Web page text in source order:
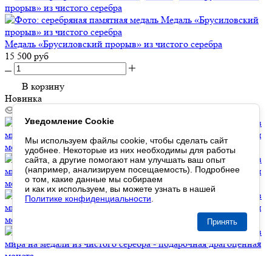
Медаль «Брусиловский прорыв» из чистого серебра
15 500 руб
В корзину
Новинка
Уведомление Cookie
Мы используем файлы cookie, чтобы сделать сайт
удобнее. Некоторые из них необходимы для работы
сайта, а другие помогают нам улучшать ваш опыт
(например, анализируем посещаемость). Подробнее
о том , какие данные мы собираем
и как их используем
вы можете узнать в нашей
Политике конфиденциальности
Принять